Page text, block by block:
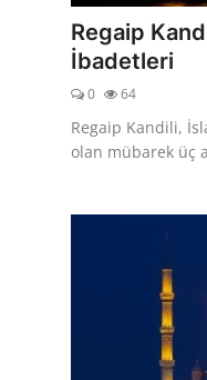
KİMDİR?
DİNİ MESAJLAR
KISSADAN HİSSE
Regaip
İbadetleri
0 64
Regaip Kandili,
olan mübarek üç